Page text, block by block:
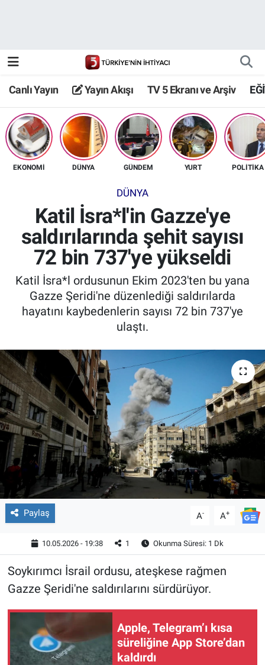
Canlı Yayın Yayın Akışı TV 5 Ekranı ve Arşiv
EKONOMİ DÜNYA GÜNDEM YURT POLİTİKA
DÜNYA
Katil İsra*l'in Gazze'ye
saldırılarında şehit sayısı
72 bin 737'ye yükseldi
Katil İsra*l ordusunun Ekim 2023'ten bu yana
Gazze Şeridi'ne düzenlediği saldırılarda
hayatını kaybedenlerin sayısı 72 bin 737'ye
ulaştı.
Paylaş A- A+
10.05.2026 - 19:38 1 Okunma Süresi: 1 Dk
Soykırımcı İsrail ordusu, ateşkese rağmen
Gazze Şeridi'ne saldırılarını sürdürüyor.
Apple, Telegram’ı kısa
süreliğine App Store’dan
kaldırdı
TV 5 Ekranı ve Arşiv